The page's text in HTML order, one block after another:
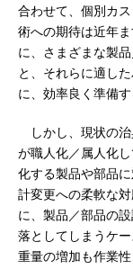
合わせて、個別カ
術への期待は近年
に、さまざまな製
と、それらに適し
に、効率良く準備
しかし、現状の治
が職人化／属人化
化する製品や部品
計変更への柔軟な
に、製品／部品の
落としてしまうケ
重量の増加も作業